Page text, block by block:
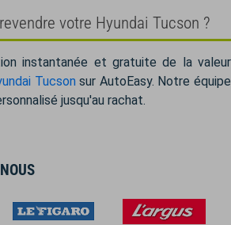
votre Hyundai Tucson ?
instantanée et gratuite de la valeur
Tucson sur AutoEasy. Notre équipe
jusqu'au rachat.